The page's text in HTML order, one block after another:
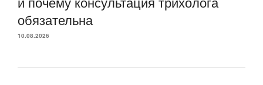
обязательна
10.08.2026